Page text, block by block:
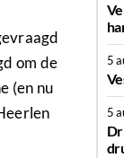
om de
(en nu
5
5